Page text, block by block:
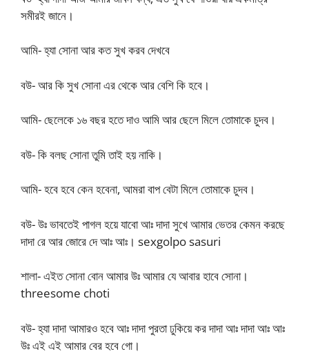
সমীরই জানে।
আমি- হ্যা সোনা আর কত সুখ করব দেখবে
বউ- আর কি সুখ সোনা এর থেকে আর বেশি কি হবে।
আমি- ছেলেকে ১৬ বছর হতে দাও আমি আর ছেলে মিলে তোমাকে চুদব।
বউ- কি বলছ সোনা তুমি তাই হয় নাকি।
আমি- হবে হবে কেন হবেনা, আমরা বাপ বেটা মিলে তোমাকে চুদব।
বউ- উঃ ভাবতেই পাগল হয়ে যাবো আঃ দাদা সুখে আমার ভেতর কেমন করছে
দাদা রে আর জোরে দে আঃ আঃ। sexgolpo sasuri
শালা- এইত সোনা বোন আমার উঃ আমার যে আবার হাবে সোনা।
threesome choti
বউ- হ্যা দাদা আমারও হবে আঃ দাদা পুরতা ঢুকিয়ে কর দাদা আঃ দাদা আঃ আঃ
উঃ এই এই আমার বের হবে গো।